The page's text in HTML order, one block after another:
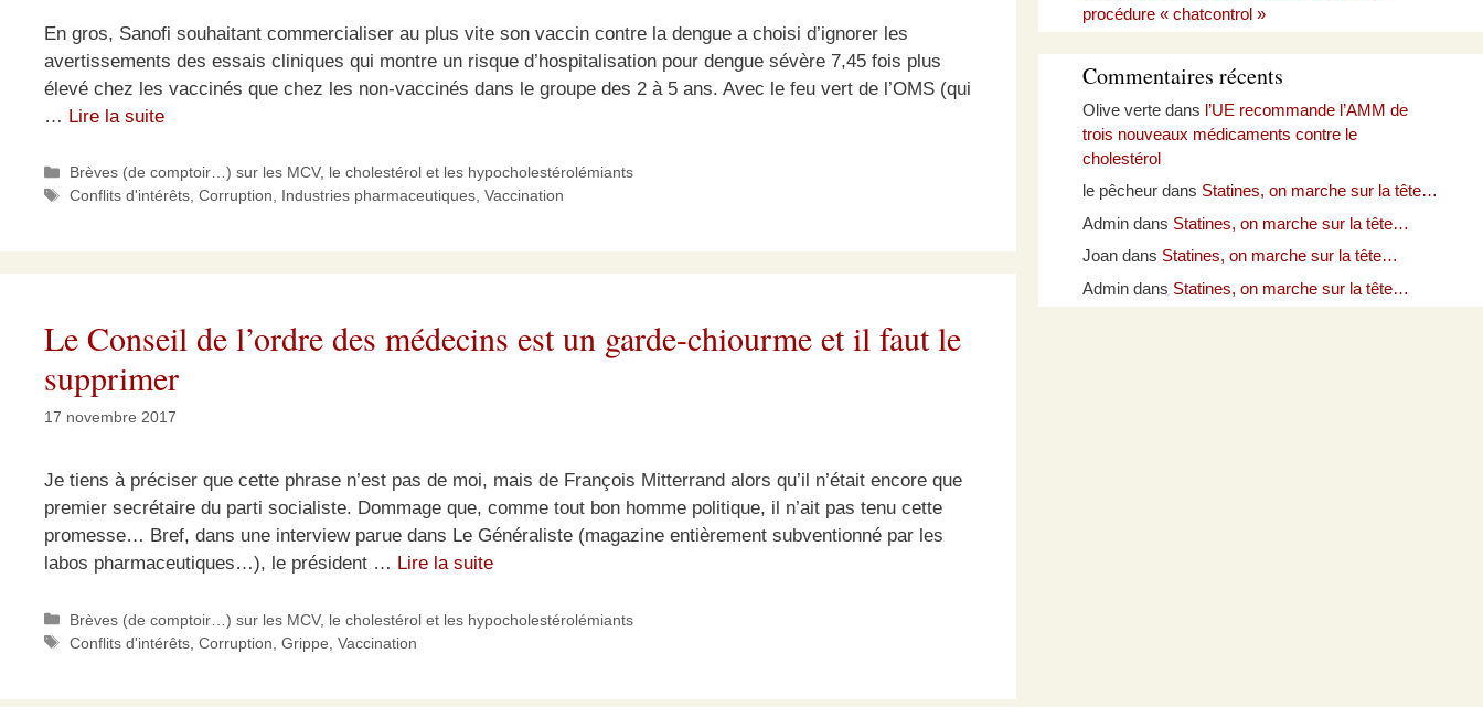
En gros, Sanofi souhaitant commercialiser au plus vite son vaccin contre la dengue a choisi d’ignorer les
avertissements des essais cliniques qui montre un risque d’hospitalisation pour dengue sévère 7,45 fois plus
élevé chez les vaccinés que chez les non-vaccinés dans le groupe des 2 à 5 ans. Avec le feu vert de l’OMS (qui
… Lire la suite
Catégories
Brèves (de comptoir…) sur les MCV, le cholestérol et les hypocholestérolémiants
Étiquettes
Conflits d'intérêts,Corruption, Industries pharmaceutiques,Vaccination
Le Conseil de l’ordre des médecins est un garde-chiourme et il faut le
supprimer
17 novembre 2017
Je tiens à préciser que cette phrase n’est pas de moi, mais de François Mitterrand alors qu’il n’était encore que
premier secrétaire du parti socialiste. Dommage que, comme tout bon homme politique, il n’ait pas tenu cette
promesse… Bref, dans une interview parue dans Le Généraliste (magazine entièrement subventionné par les
labos pharmaceutiques…), le président … Lire la suite
Catégories
Brèves (de comptoir…) sur les MCV, le cholestérol et les hypocholestérolémiants
Étiquettes
Conflits d'intérêts ,Corruption ,Grippe ,Vaccination
procédure « chatcontrol »
Commentaires récents
Olive vertedans l’UE recommande l’AMM de
trois nouveaux médicaments contre le
cholestérol
le pêcheurdans Statines, on marche sur la tête…
Admindans Statines, on marche sur la tête…
Joandans Statines, on marche sur la tête…
Admindans Statines, on marche sur la tête…